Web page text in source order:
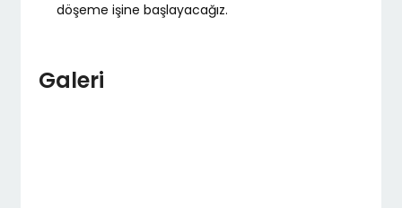
döşeme işine başlayacağız.
Galeri